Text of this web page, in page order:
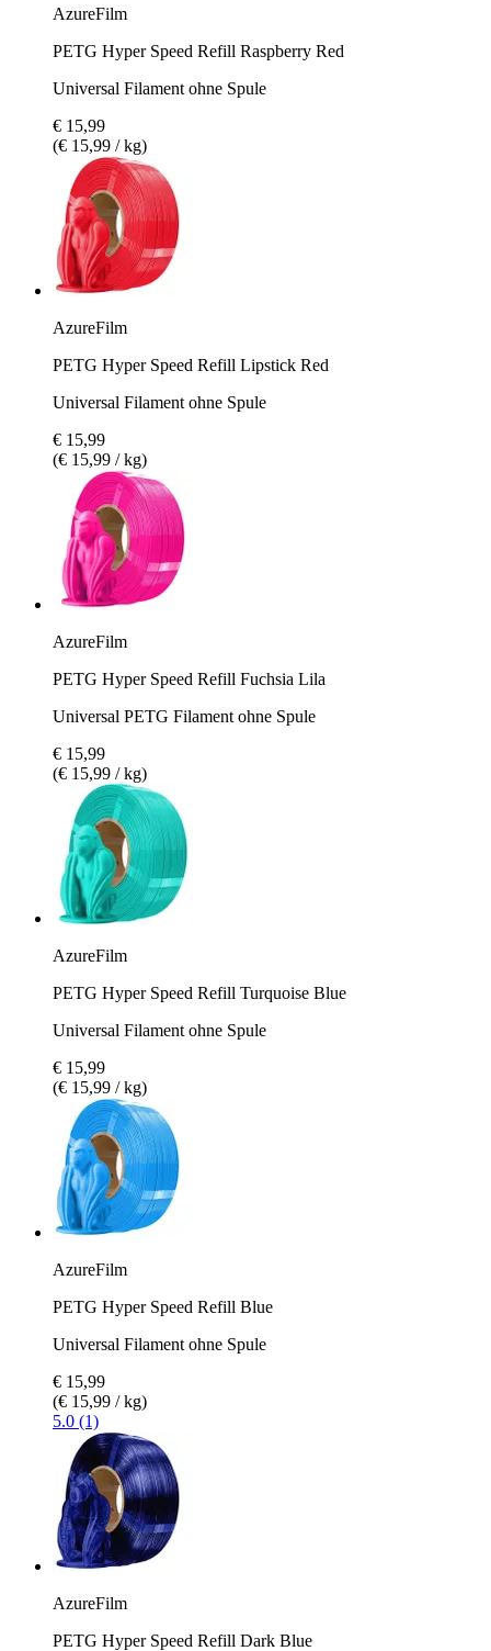
AzureFilm
PETG Hyper Speed Refill Raspberry Red
Universal Filament ohne Spule
€ 15,99
(€ 15,99 / kg)
AzureFilm
PETG Hyper Speed Refill Lipstick Red
Universal Filament ohne Spule
€ 15,99
(€ 15,99 / kg)
AzureFilm
PETG Hyper Speed Refill Fuchsia Lila
Universal PETG Filament ohne Spule
€ 15,99
(€ 15,99 / kg)
AzureFilm
PETG Hyper Speed Refill Turquoise Blue
Universal Filament ohne Spule
€ 15,99
(€ 15,99 / kg)
AzureFilm
PETG Hyper Speed Refill Blue
Universal Filament ohne Spule
€ 15,99
(€ 15,99 / kg)
5.0 (1)
AzureFilm
PETG Hyper Speed Refill Dark Blue